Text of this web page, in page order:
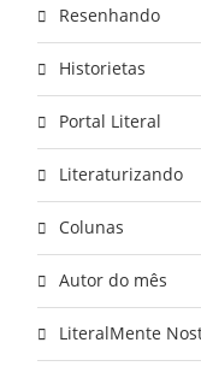
Resenhando
Historietas
Portal Literal
Literaturizando
Colunas
Autor do mês
LiteralMente